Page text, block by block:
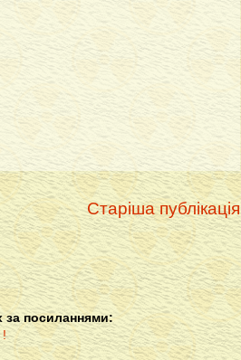
Старіша публікація
за посиланнями: